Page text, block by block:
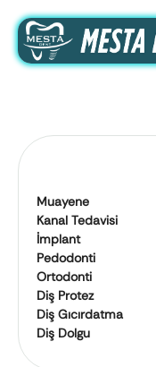
Muayene
Kanal Tedavisi
İmplant
Pedodonti
Ortodonti
Diş Protez
Diş Gıcırdatma
Diş Dolgu